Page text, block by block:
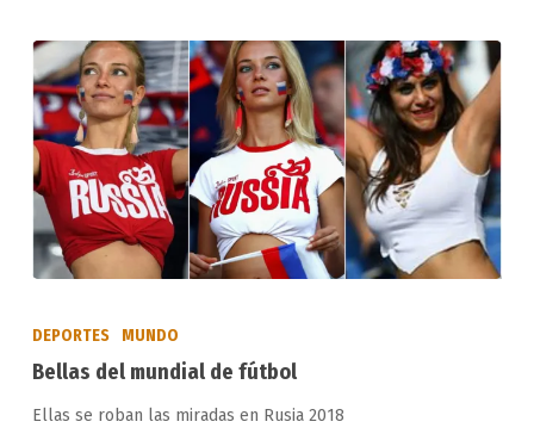
de
fútbol
DEPORTES MUNDO
Bellas del mundial de fútbol
Ellas se roban las miradas en Rusia 2018